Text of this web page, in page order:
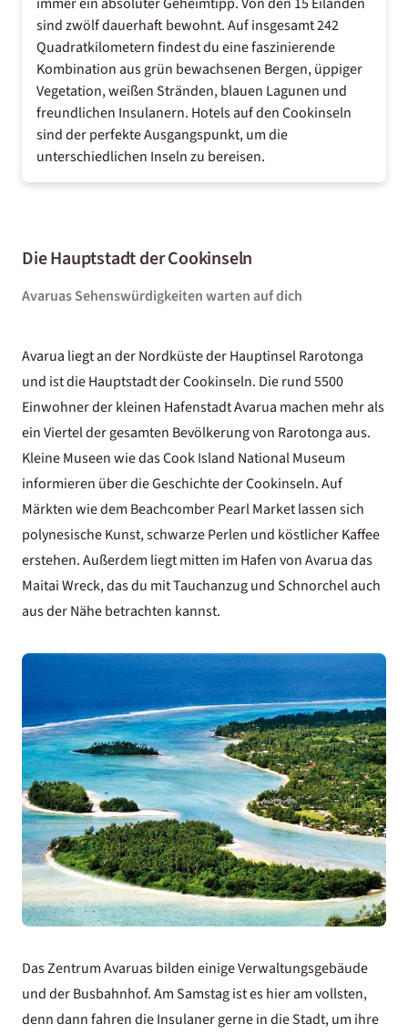
sind zwölf dauerhaft bewohnt. Auf insgesamt 242
Quadratkilometern findest du eine faszinierende
Kombination aus grün bewachsenen Bergen, üppiger
Vegetation, weißen Stränden, blauen Lagunen und
freundlichen Insulanern. Hotels auf den Cookinseln
sind der perfekte Ausgangspunkt, um die
unterschiedlichen Inseln zu bereisen.
Die Hauptstadt der Cookinseln
Avaruas Sehenswürdigkeiten warten auf dich
Avarua liegt an der Nordküste der Hauptinsel Rarotonga
und ist die Hauptstadt der Cookinseln. Die rund 5500
Einwohner der kleinen Hafenstadt Avarua machen mehr als
ein Viertel der gesamten Bevölkerung von Rarotonga aus.
Kleine Museen wie das Cook Island National Museum
informieren über die Geschichte der Cookinseln. Auf
Märkten wie dem Beachcomber Pearl Market lassen sich
polynesische Kunst, schwarze Perlen und köstlicher Kaffee
erstehen. Außerdem liegt mitten im Hafen von Avarua das
Maitai Wreck, das du mit Tauchanzug und Schnorchel auch
aus der Nähe betrachten kannst.
Das Zentrum Avaruas bilden einige Verwaltungsgebäude
und der Busbahnhof. Am Samstag ist es hier am vollsten,
denn dann fahren die Insulaner gerne in die Stadt, um ihre